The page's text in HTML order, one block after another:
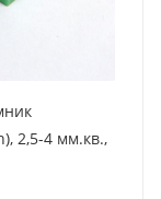
2,5-4 мм.кв.,